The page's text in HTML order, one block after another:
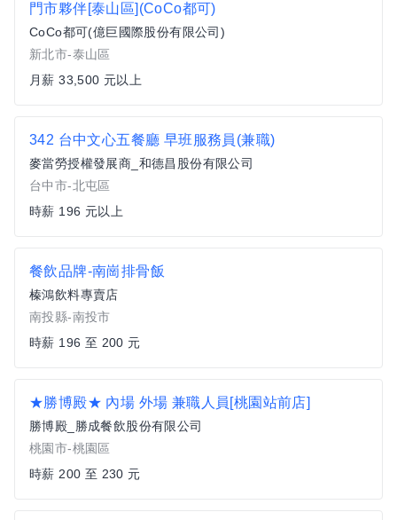
門市夥伴[泰山區](CoCo都可)
CoCo都可(億巨國際股份有限公司)
新北市-泰山區
月薪 33,500 元以上
342 台中文心五餐廳 早班服務員(兼職)
麥當勞授權發展商_和德昌股份有限公司
台中市-北屯區
時薪 196 元以上
餐飲品牌-南崗排骨飯
榛鴻飲料專賣店
南投縣-南投市
時薪 196 至 200 元
★勝博殿★ 內場 外場 兼職人員[桃園站前店]
勝博殿_勝成餐飲股份有限公司
桃園市-桃園區
時薪 200 至 230 元